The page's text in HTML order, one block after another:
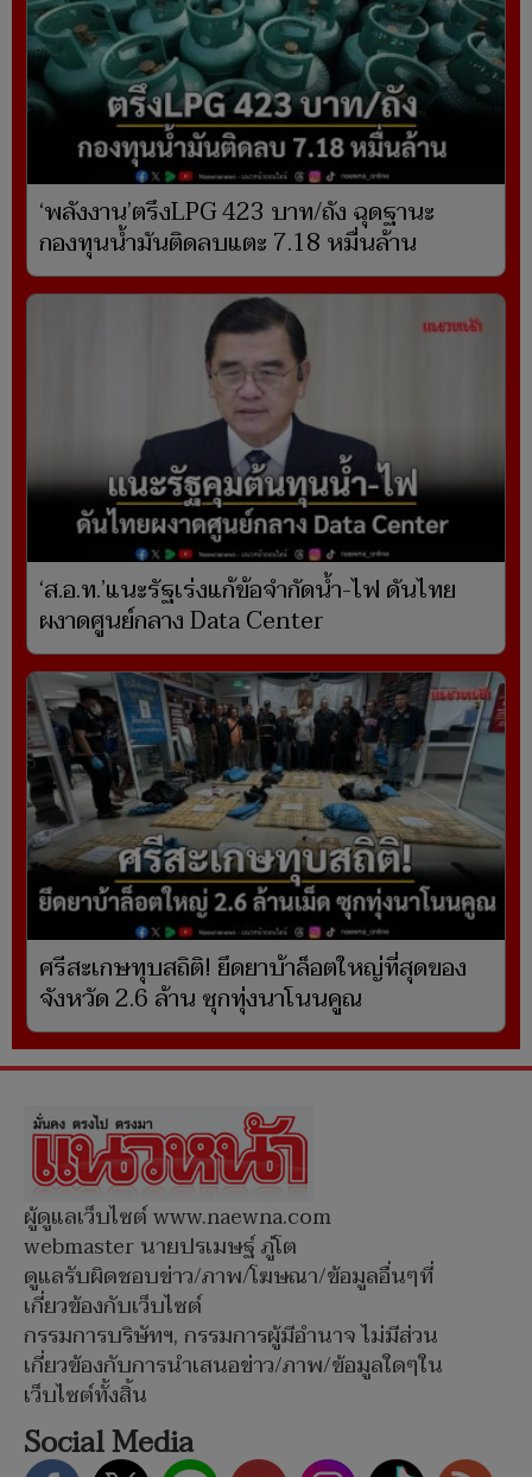
‘พลังงาน’ตรึงLPG 423 บาท/ถัง ฉุดฐานะ
กองทุนน้ำมันติดลบแตะ 7.18 หมื่นล้าน
‘ส.อ.ท.’แนะรัฐเร่งแก้ข้อจำกัดน้ำ-ไฟ ดันไทย
ผงาดศูนย์กลาง Data Center
ศรีสะเกษทุบสถิติ! ยึดยาบ้าล็อตใหญ่ที่สุดของ
จังหวัด 2.6 ล้าน ซุกทุ่งนาโนนคูณ
ผู้ดูแลเว็บไซต์ www.naewna.com
webmaster นายปรเมษฐ์ ภู่โต
ดูแลรับผิดชอบข่าว/ภาพ/โฆษณา/ข้อมูลอื่นๆที่
เกี่ยวข้องกับเว็บไซต์
กรรมการบริษัทฯ, กรรมการผู้มีอำนาจ ไม่มีส่วน
เกี่ยวข้องกับการนำเสนอข่าว/ภาพ/ข้อมูลใดๆใน
เว็บไซต์ทั้งสิ้น
Social Media